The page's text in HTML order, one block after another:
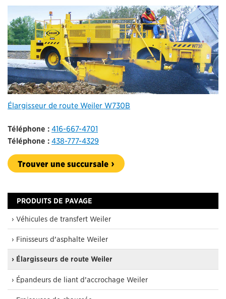
Élargisseur de route Weiler W730B
Téléphone : 416-667-4701
Téléphone : 438-777-4329
Trouver une succursale
PRODUITS DE PAVAGE
› Véhicules de transfert Weiler
› Finisseurs d’asphalte Weiler
› Élargisseurs de route Weiler
› Épandeurs de liant d’accrochage Weiler